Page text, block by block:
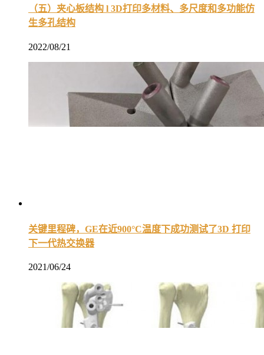
（五）夹心板结构 l 3D打印多材料、多尺度和多功能仿
生多孔结构
2022/08/21
关键里程碑，GE在近900°C温度下成功测试了3D 打印
下一代热交换器
2021/06/24